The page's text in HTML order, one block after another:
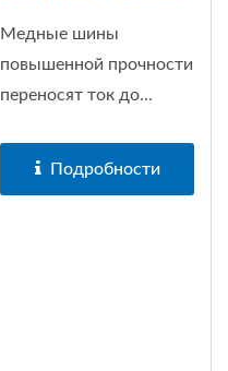
Медные шины
повышенной прочности
переносят ток до...
Подробности